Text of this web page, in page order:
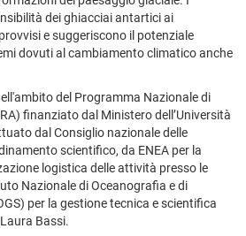
dei ghiacciai antartici ai
e suggeriscono il potenziale
dovuti al cambiamento climatico anche
del Programma Nazionale di
finanziato dal Ministero dell’Università
dal Consiglio nazionale delle
scientifico, da ENEA per la
logistica delle attività presso le
Nazionale di Oceanografia e di
per la gestione tecnica e scientifica
Bassi.